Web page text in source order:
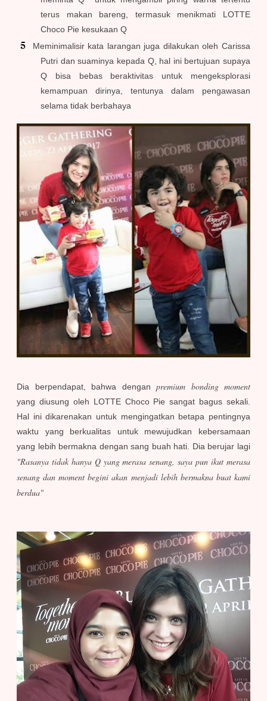
terus makan bareng, termasuk menikmati LOTTE
Choco Pie kesukaan Q
Meminimalisir kata larangan juga dilakukan oleh Carissa
Putri dan suaminya kepada Q, hal ini bertujuan supaya
Q bisa bebas beraktivitas untuk mengeksplorasi
kemampuan dirinya, tentunya dalam pengawasan
selama tidak berbahaya
Dia berpendapat, bahwa dengan premium bonding moment
yang diusung oleh LOTTE Choco Pie sangat bagus sekali.
Hal ini dikarenakan untuk mengingatkan betapa pentingnya
waktu yang berkualitas untuk mewujudkan kebersamaan
yang lebih bermakna dengan sang buah hati. Dia berujar lagi
"Rasanya tidak hanya Q yang merasa senang, saya pun ikut merasa
senang dan moment begini akan menjadi lebih bermakna buat kami
berdua"